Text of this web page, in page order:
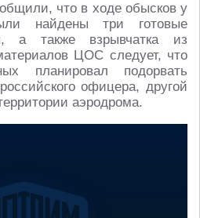
что в ходе обысков у
найдены три готовые
а также взрывчатка из
ЦОС следует, что
планировал подорвать
офицера, другой
аэродрома.